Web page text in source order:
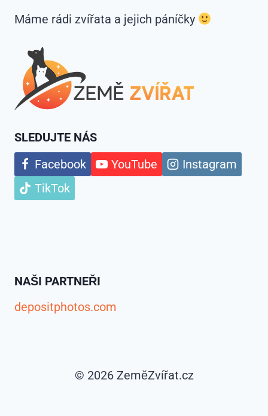
Máme rádi zvířata a jejich páníčky
SLEDUJTE NÁS
Facebook
YouTube
Instagram
TikTok
NAŠI PARTNEŘI
depositphotos.com
© 2026 ZeměZvířat.cz